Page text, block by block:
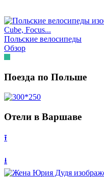
Cube, Focus...
Польcкие велосипеды
Обзор
Поезда по Польше
Отели в Варшаве
⭱
⭳